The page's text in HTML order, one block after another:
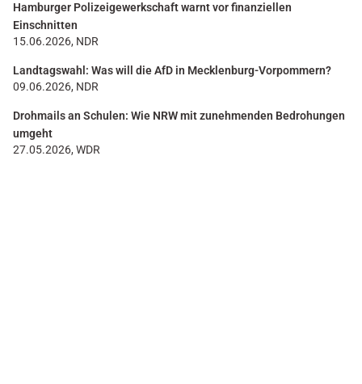
Hamburger Polizeigewerkschaft warnt vor finanziellen
Einschnitten
15.06.2026, NDR
Landtagswahl: Was will die AfD in Mecklenburg-Vorpommern?
09.06.2026, NDR
Drohmails an Schulen: Wie NRW mit zunehmenden Bedrohungen
umgeht
27.05.2026, WDR